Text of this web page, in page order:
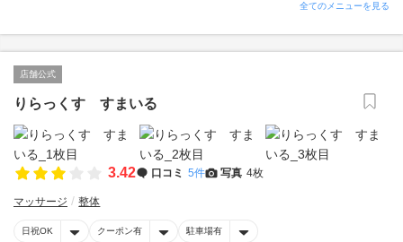
全てのメニューを見る
店舗公式
りらっくす すまいる
3.42 口コミ 5件 写真 4枚
マッサージ 整体
日祝OK クーポン有 駐車場有